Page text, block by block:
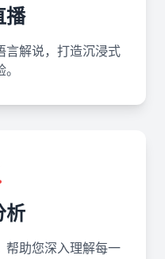
播
言解说，打造沉浸式
析
帮助您深入理解每一